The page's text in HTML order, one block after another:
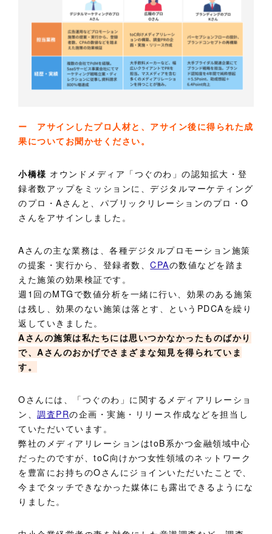
ー アサインしたプロ人材と、アサイン後に得られた成
果についてお聞かせください。
小橋様 オウンドメディア「つぐのわ」の認知拡大・登
録者数アップをミッションに、デジタルマーケティング
のプロ・Aさんと、パブリックリレーションのプロ・O
さんをアサインしました。
Aさんの主な業務は、各種デジタルプロモーション施策
の提案・実行から、登録者数、CPAの数値などを踏ま
えた施策の効果検証です。
週1回のMTGで数値分析を一緒に行い、効果のある施策
は残し、効果のない施策は落とす、というPDCAを繰り
返していきました。
Aさんの施策は私たちには思いつかなかったものばかり
で、Aさんのおかげでさまざまな知見を得られていま
す。
Oさんには、「つぐのわ」に関するメディアリレーショ
ン、調査PRの企画・実施・リリース作成などを担当し
ていただいています。
弊社のメディアリレーションはtoB系かつ金融領域中心
だったのですが、toC向けかつ女性領域のネットワーク
を豊富にお持ちのOさんにジョインいただいたことで、
今までタッチできなかった媒体にも露出できるようにな
りました。